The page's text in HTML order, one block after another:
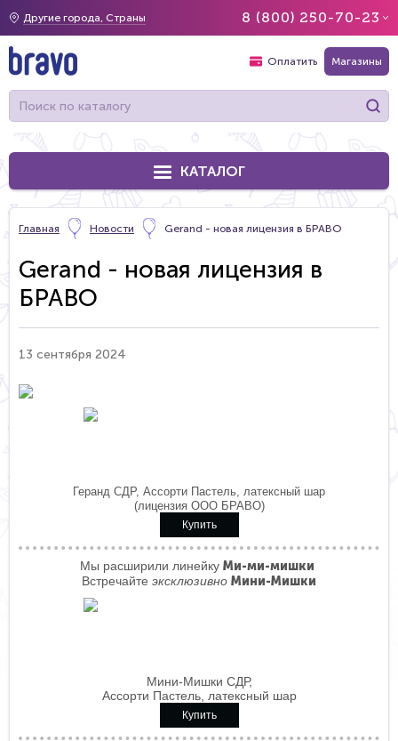
Другие города, Страны 8 (800) 250-70-23
Оплатить Магазины
КАТАЛОГ
Главная Новости Gerand - новая лицензия в БРАВО
Gerand - новая лицензия в
БРАВО
13 сентября 2024
Геранд СДР, Ассорти Пастель, латексный шар
(лицензия ООО БРАВО)
Купить
Мы расширили линейку Ми-ми-мишки
Встречайте эксклюзивно Мини-Мишки
Мини-Мишки СДР,
Ассорти Пастель, латексный шар
Купить